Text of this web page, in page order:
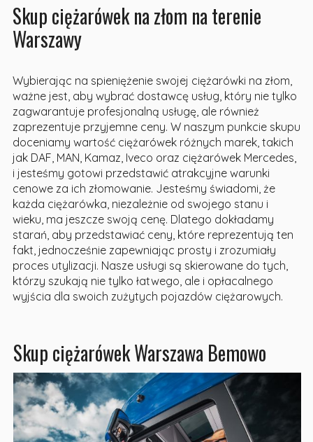
Skup ciężarówek na złom na terenie
Warszawy
Wybierając na spieniężenie swojej ciężarówki na złom,
ważne jest, aby wybrać dostawcę usług, który nie tylko
zagwarantuje profesjonalną usługę, ale również
zaprezentuje przyjemne ceny. W naszym punkcie skupu
doceniamy wartość ciężarówek różnych marek, takich
jak DAF, MAN, Kamaz, Iveco oraz ciężarówek Mercedes,
i jesteśmy gotowi przedstawić atrakcyjne warunki
cenowe za ich złomowanie. Jesteśmy świadomi, że
każda ciężarówka, niezależnie od swojego stanu i
wieku, ma jeszcze swoją cenę. Dlatego dokładamy
starań, aby przedstawiać ceny, które reprezentują ten
fakt, jednocześnie zapewniając prosty i zrozumiały
proces utylizacji. Nasze usługi są skierowane do tych,
którzy szukają nie tylko łatwego, ale i opłacalnego
wyjścia dla swoich zużytych pojazdów ciężarowych.
Skup ciężarówek Warszawa Bemowo